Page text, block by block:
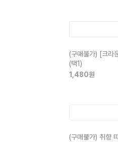
(구매불가) [크라
(택1)
1,480원
(구매불가) 취향